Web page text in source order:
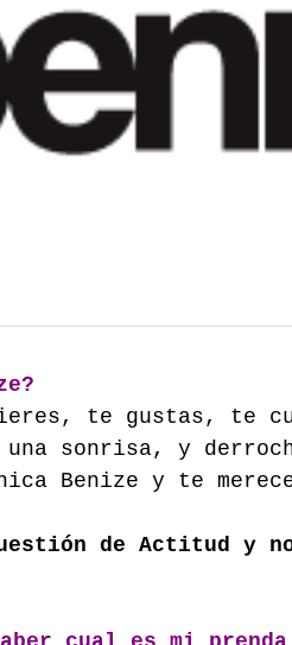
te gustas, te
sonrisa, y
Benize y te mereces
de Actitud y